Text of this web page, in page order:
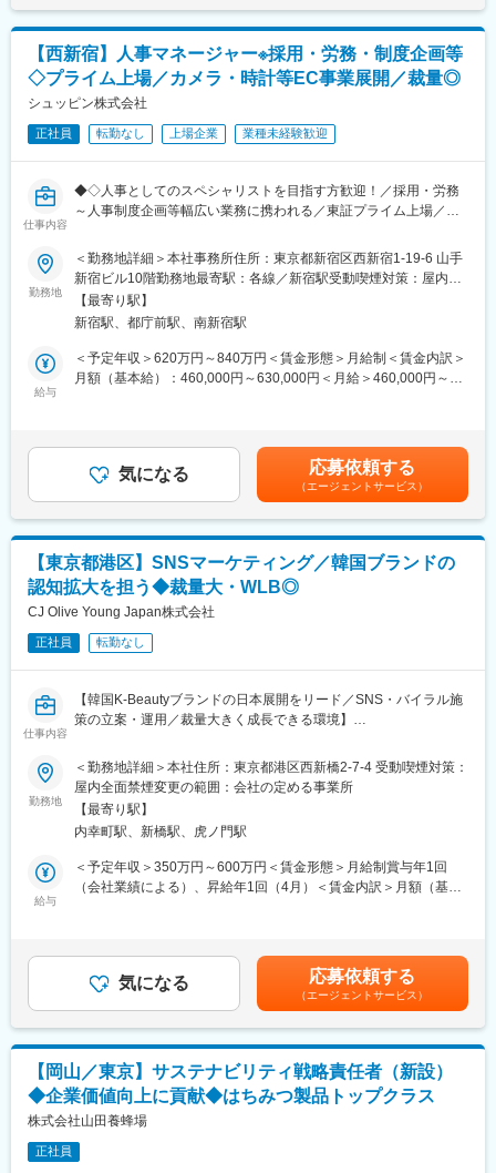
業を展開しています。海外メーカーの中から世界的に実績のある
タイヤ製造メーカーを厳選し、実際に製造工場を視察して品質を
確認した上で仕入れています。大量仕入れによるボリュームディ
スカウントと、インターネット販売による流通コスト削減によ
り、店頭購入に比べ大幅なコストダウンを実現するケースもあり
ます。こうした強みを持つビジネスを、管理本部長として数字と
制度の両面から支えていただける方をお待ちしています。
・ピープルマネジメント
■組織構成：
現在2名在籍（サブマネージャー/アルバイト）
※こちらの組織に加わっていただき、マネジメントをお任せいたし
ます。
<変化を恐れず、誠実に考え続けることで、まだ見ぬWell-beingビ
ジネスを共に作る>
当社は「圧倒的な顧客支持を受けるWell-beingビジネスの創出」
応しています。これを実現するのが、当社の価値観である「人間
力・想像力・生産性」です。ビジネスには運の要素もあります
が、メンバー各自が戦略的思考と誠実さを持ち、主体的に行動し
ています。
■企業の特長：
<既存に「新しい光」を当て、ニッチ市場を「圧倒的なシェア」で
間を狙い、高いシェアを獲得する戦略です。例えば、当社のECサ
イトでは国内未流通の化粧品や医薬品を取り扱い、進化を求める
ユーザーに応えています。健康、美しさ、より良く生きるためな
ど、その理由は人それぞれです。当社のECサイトを利用し、自己
肯定感を高め、自信を持つことで、生活や人生に意味やストーリ
ーをもたらすことを願っています。当社はこれからも、自分を大
事にして生きる人を増やすために存在し続けます。
変更の範囲：会社の定める業務
選考を通じて上下する可能性があります。月給(月額)は固定手当を
含めた表記です。
【西新宿】人事マネージャー※採用・労務・制度企画等
◇プライム上場／カメラ・時計等EC事業展開／裁量◎
シュッピン株式会社
正社員 転勤なし 上場企業 業種未経験歓迎
仕事内容
◆◇人事としてのスペシャリストを目指す方歓迎！／採用・労務
～人事制度企画等幅広い業務に携われる／東証プライム上場／年
社・20時には完全退館◆◇
■業務
当社の人事部マネージャーとして人事部全体のマネジメントをお
任せします。人的マネジメントもですが、各タスク管理、進捗管
理も重要なミッションです。
・新卒採用：10名（27卒は経営幹部候補として高学歴採用に注
力）
しい研修を企画予定）
・リーダー研修の企画、実施
・ハラスメント研修の企画、実施
そのほか、新規研修の提案も歓迎です！
（3）給与：給与計算は社労士事務所と連携をしています
ツール：給与奉行
（4）労務：法改定対応、勤怠管理、安全衛生管理 など
修、給与、労務と幅広く業務を担っています。個々の強みを生か
して業務を振り分けていますが、専業にはしないことで人事スペ
シャリストを育成しています。
人事として一部の経験しかなくても、やる気・挑戦心のある方に
■組織：部長（40代半女性）リーダー2名（30代男性、女性）ース
■キャリアパス：年功序列では無く、各々の成果をしっかりと評価
する環境です。上昇志向をもち成果に反映いただければ、早期キ
ャリアアップの叶う環境です。
■当社について：
◎カメラをはじめ、時計、筆記具といった商品をECサイトと実店
舗で扱う企業です。インターネットを利用して「価値ある新品と
中古品」を安心・安全に取引できるマーケットを創造し、社会貢
勤務地
＜勤務地詳細＞本社事務所住所：東京都新宿区西新宿1-19-6 山手
新宿ビル10階勤務地最寄駅：各線／新宿駅受動喫煙対策：屋内喫
煙可能場所あり変更の範囲：会社の定める事業所
【最寄り駅】
新宿駅、都庁前駅、南新宿駅
給与
＜予定年収＞620万円～840万円＜賃金形態＞月給制＜賃金内訳＞
月額（基本給）：460,000円～630,000円＜月給＞460,000円～
（6月：業績賞与、12月：冬季賞与）※賞与実績（2025年度）夏
（業績賞与）：平均 1ヵ月分冬（冬季賞与）：一律 約38.6万円
賃金はあくまでも目安の金額であり、選考を通じて上下する可能
性があります。月給(月額)は固定手当を含めた表記です。
気になる 応募依頼する
（エージェントサービス）
【東京都港区】SNSマーケティング／韓国ブランドの
認知拡大を担う◆裁量大・WLB◎
CJ Olive Young Japan株式会社
正社員 転勤なし
仕事内容
【韓国K-Beautyブランドの日本展開をリード／SNS・バイラル施
策の立案・運用／裁量大きく成長できる環境】
当社が展開する韓国発の人気化粧品PBブランドにおいて、日本市
場でのブランド認知拡大と売上成長を目指し、SNS・バイラルマ
ーケティング全般を担当いただきます。TikTok、Instagram、
YouTube、Xなど各種SNSの運用企画から、インフルエンサー施
策やUGC創出、デジタル広告の制作・効果分析まで一気通貫で関
与。韓国本社や社内の各部門と連携し、日本市場に最適化された
プロモーション施策の推進を担います。
・バイラルを狙ったショート動画や投稿の企画・制作ディレクシ
ョン
・インフルエンサーのキャスティング・交渉・進行管理
・SNS広告クリエイティブの企画・外部パートナーとの連携
・競合ブランドやSNSトレンドのリサーチ
・各施策の効果測定・分析、改善提案およびレポーティング
・ブランド認知度や売上向上を目的とした総合マーケティング戦
略の立案・推進
■扱うサービス
勤務地
＜勤務地詳細＞本社住所：東京都港区西新橋2-7-4 受動喫煙対策：
屋内全面禁煙変更の範囲：会社の定める事業所
【最寄り駅】
内幸町駅、新橋駅、虎ノ門駅
給与
＜予定年収＞350万円～600万円＜賃金形態＞月給制賞与年1回
（会社業績による）、昇給年1回（4月）＜賃金内訳＞月額（基本
含む）＜昇給有無＞有＜残業手当＞有＜給与補足＞初年度年収モ
デル例415万円～678万円（住宅手当・賞与別途支給を含む）賃金
はあくまでも目安の金額であり、選考を通じて上下する可能性が
あります。月給(月額)は固定手当を含めた表記です。
気になる 応募依頼する
（エージェントサービス）
【岡山／東京】サステナビリティ戦略責任者（新設）
◆企業価値向上に貢献◆はちみつ製品トップクラス
株式会社山田養蜂場
正社員